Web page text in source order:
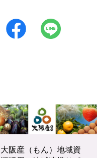
大阪産（もん）地域資